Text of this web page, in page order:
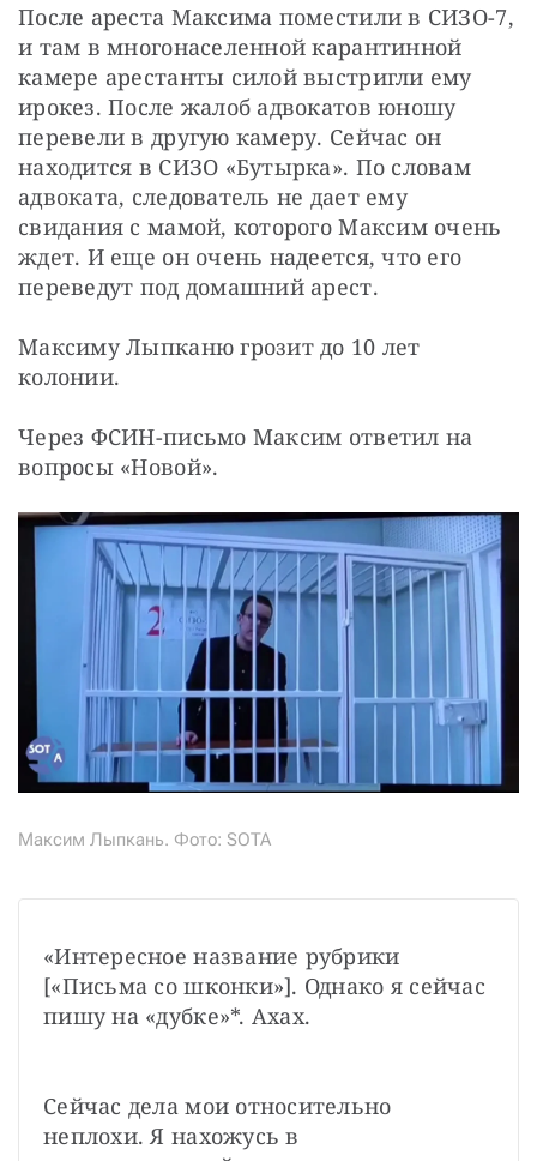
После ареста Максима поместили в СИЗО-7,
и там в многонаселенной карантинной
камере арестанты силой выстригли ему
ирокез. После жалоб адвокатов юношу
перевели в другую камеру. Сейчас он
находится в СИЗО «Бутырка». По словам
адвоката, следователь не дает ему
свидания с мамой, которого Максим очень
ждет. И еще он очень надеется, что его
переведут под домашний арест.
Максиму Лыпканю грозит до 10 лет
колонии.
Через ФСИН-письмо Максим ответил на
вопросы «Новой».
Максим Лыпкань. Фото: SOTA
«Интересное название рубрики
[«Письма со шконки»]. Однако я сейчас
пишу на «дубке»*. Ахах.
Сейчас дела мои относительно
неплохи. Я нахожусь в